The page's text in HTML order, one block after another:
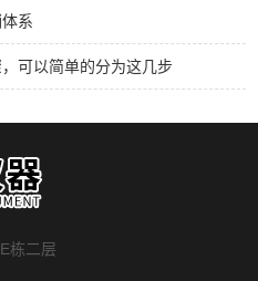
系
可以简单的分为这几步
栋二层